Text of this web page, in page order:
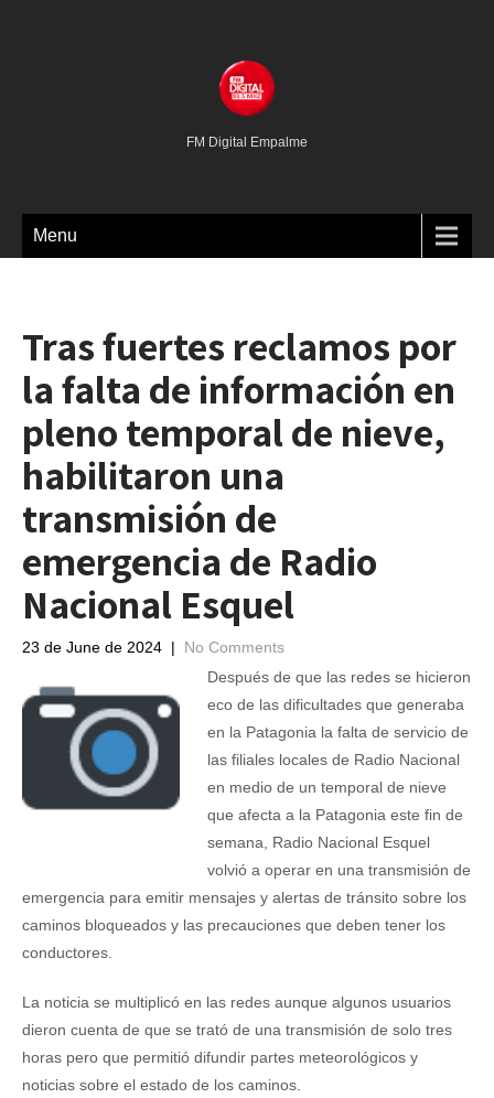
FM Digital Empalme
Menu
Tras fuertes reclamos por
la falta de información en
pleno temporal de nieve,
habilitaron una
transmisión de
emergencia de Radio
Nacional Esquel
23 de June de 2024 | No Comments
Después de que las redes se hicieron
eco de las dificultades que generaba
en la Patagonia la falta de servicio de
las filiales locales de Radio Nacional
en medio de un temporal de nieve
que afecta a la Patagonia este fin de
semana, Radio Nacional Esquel
volvió a operar en una transmisión de
emergencia para emitir mensajes y alertas de tránsito sobre los
caminos bloqueados y las precauciones que deben tener los
conductores.
La noticia se multiplicó en las redes aunque algunos usuarios
dieron cuenta de que se trató de una transmisión de solo tres
horas pero que permitió difundir partes meteorológicos y
noticias sobre el estado de los caminos.